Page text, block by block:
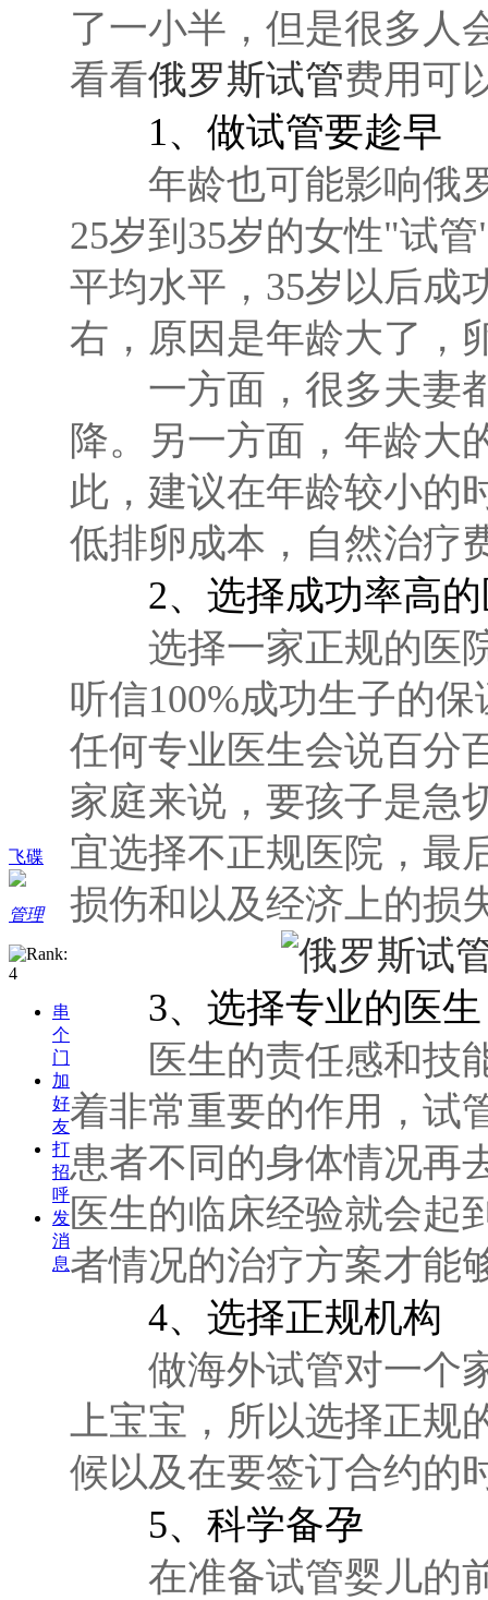
飞碟
管理
串
个
门
加
好
友
打
招
呼
发
消
息
了一小半，但是很多人
看看俄罗斯试管费用可
1、做试管要趁早
年龄也可能影响俄罗
25岁到35岁的女性"试
平均水平，35岁以后成
右，原因是年龄大了，
一方面，很多夫妻都
降。另一方面，年龄大
此，建议在年龄较小的
低排卵成本，自然治疗
2、选择成功率高的
选择一家正规的医院
听信100%成功生子的
任何专业医生会说百分
家庭来说，要孩子是急
宜选择不正规医院，最
损伤和以及经济上的损
3、选择专业的医生
医生的责任感和技能
着非常重要的作用，试
患者不同的身体情况再
医生的临床经验就会起
者情况的治疗方案才能
4、选择正规机构
做海外试管对一个家
上宝宝，所以选择正
候以及在要签订合约的
5、科学备孕
在准备试管婴儿的前